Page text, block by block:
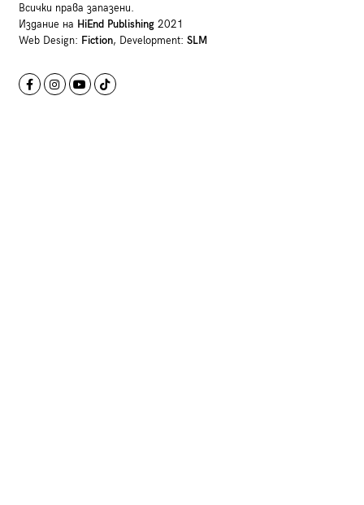
Всички права запазени.
Издание на HiEnd Publishing2021
Web Design: Fiction, Development: SLM